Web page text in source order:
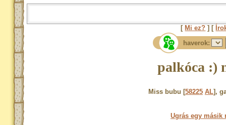
[ Mi ez? ] [
haverok:
palkóca :)
Miss bubu [58225 AL],
Ugrás egy másik